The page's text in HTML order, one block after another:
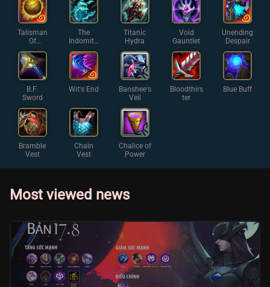
Talisman
Of
Ascensio
n
The
Indomita
ble
Titanic
Hydra
Void
Gauntlet
Unending
Despair
B.F.
Sword
Wit's End
Banshee's
Veil
Bloodthirs
ter
Blue Buff
Bramble
Vest
Chain
Vest
Chalice of
Power
Most viewed news